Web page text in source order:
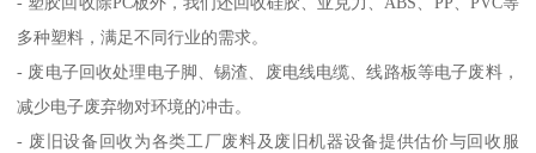
多种塑料，满足不同行业的需求。
- 废电子回收处理电子脚、锡渣、废电线电缆、线路板等电子废料，
减少电子废弃物对环境的冲击。
- 废旧设备回收为各类工厂废料及废旧机器设备提供估价与回收服